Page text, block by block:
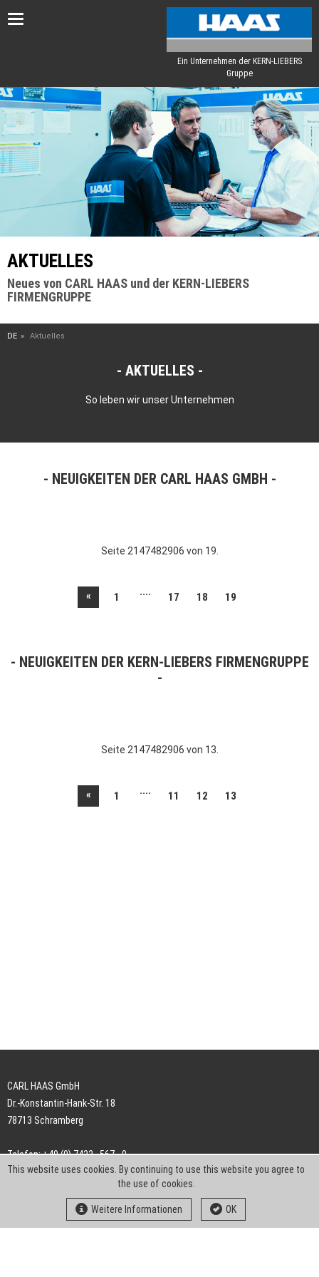
Toggle
Ein Unternehmen der KERN-LIEBERS
Gruppe
AKTUELLES
Neues von CARL HAAS und der KERN-LIEBERS
FIRMENGRUPPE
DE Aktuelles
AKTUELLES
So leben wir unser Unternehmen
NEUIGKEITEN DER CARL HAAS GMBH
Seite 2147482906 von 19.
« 1 .... 17 18 19
NEUIGKEITEN DER KERN-LIEBERS FIRMENGRUPPE
Seite 2147482906 von 13.
« 1 .... 11 12 13
CARL HAAS GmbH
Dr.-Konstantin-Hank-Str. 18
78713 Schramberg
Telefon: +49 (0) 7422 . 567 - 0
Telefax: +49 (0) 7422 . 567 - 239
info-ch@kern-liebers.com
This website uses cookies. By continuing to use this website you agree to
the use of cookies.
Weitere Informationen OK